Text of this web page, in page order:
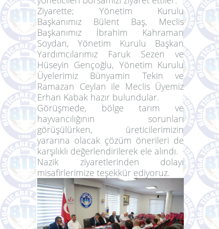
Ziyarette; Yönetim Kurulu
Başkanımız Bülent Baş, Meclis
Başkanımız İbrahim Kahraman
Soydan, Yönetim Kurulu Başkan
Yardımcılarımız Faruk Sezen ve
Hüseyin Gençoğlu, Yönetim Kurulu
Üyelerimiz Bünyamin Tekin ve
Ramazan Ceylan ile Meclis Üyemiz
Erhan Kabak hazır bulundular.
Görüşmede, bölge tarım ve
hayvancılığının sorunları
görüşülürken, üreticilerimizin
yararına olacak çözüm önerileri de
karşılıklı değerlendirilerek ele alındı.
Nazik ziyaretlerinden dolayı
misafirlerimize teşekkür ediyoruz.